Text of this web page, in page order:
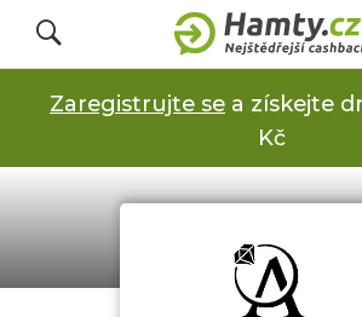
Přihlásit se
Registrovat
Obchody
Zaregistrujte se a získejte
Kč